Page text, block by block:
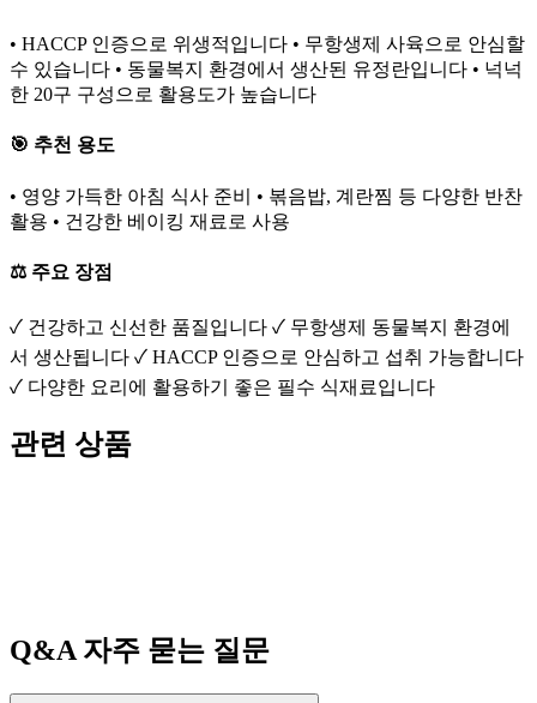
• HACCP 인증으로 위생적입니다 • 무항생제 사육으로 안심할
수 있습니다 • 동물복지 환경에서 생산된 유정란입니다 • 넉넉
한 20구 구성으로 활용도가 높습니다
🎯 추천 용도
• 영양 가득한 아침 식사 준비 • 볶음밥, 계란찜 등 다양한 반찬
활용 • 건강한 베이킹 재료로 사용
⚖️ 주요 장점
✓ 건강하고 신선한 품질입니다 ✓ 무항생제 동물복지 환경에
서 생산됩니다 ✓ HACCP 인증으로 안심하고 섭취 가능합니다
✓ 다양한 요리에 활용하기 좋은 필수 식재료입니다
관련 상품
Q&A 자주 묻는 질문